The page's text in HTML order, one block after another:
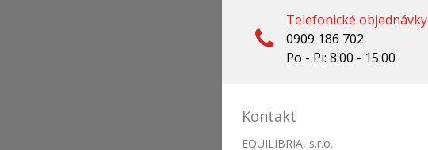
Telefonické objednávky
0909 186 702
Po - Pi: 8:00 - 15:00
Kontakt
EQUILIBRIA, s.r.o.